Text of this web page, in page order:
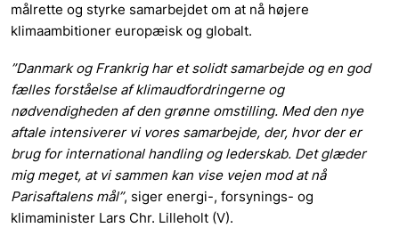
målrette og styrke samarbejdet om at nå højere
klimaambitioner europæisk og globalt.
”Danmark og Frankrig har et solidt samarbejde og en god
fælles forståelse af klimaudfordringerne og
nødvendigheden af den grønne omstilling. Med den nye
aftale intensiverer vi vores samarbejde, der, hvor der er
brug for international handling og lederskab. Det glæder
mig meget, at vi sammen kan vise vejen mod at nå
Parisaftalens mål”, siger energi-, forsynings- og
klimaminister Lars Chr. Lilleholt (V).